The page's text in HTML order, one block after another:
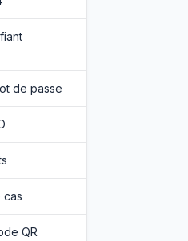
de passe
cas
QR